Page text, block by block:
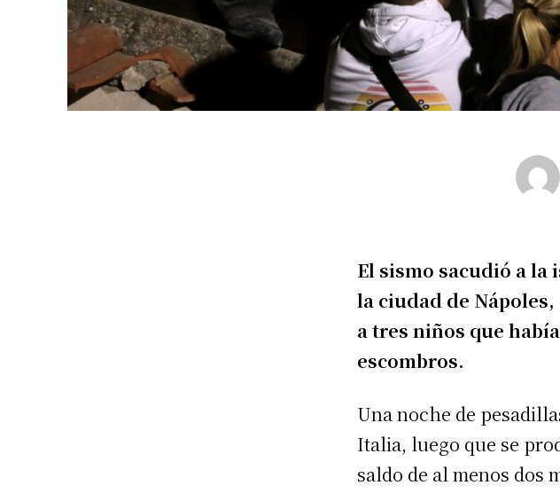
El sismo sacudió a
la ciudad de
a tres niños que
escombros.
Una noche de
Italia, luego que se
saldo de al menos dos